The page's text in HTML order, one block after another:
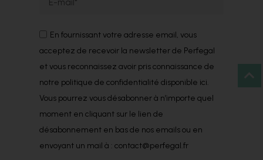
En fournissant votre adresse email, vous
acceptez de recevoir la newsletter de Perfegal
et vous reconnaissez avoir pris connaissance de
notre politique de confidentialité disponible ici.
Vous pourrez vous désabonner à n’importe quel
moment en cliquant sur le lien de
désabonnement en bas de nos emails ou en
envoyant un mail à : contact@perfegal.fr